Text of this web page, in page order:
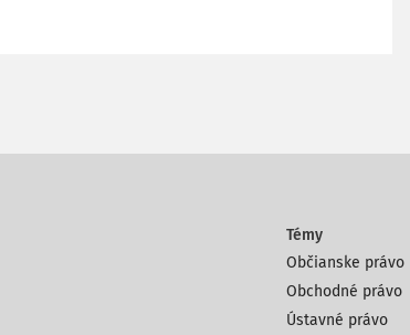
Témy
Občianske právo
Obchodné právo
Ústavné právo